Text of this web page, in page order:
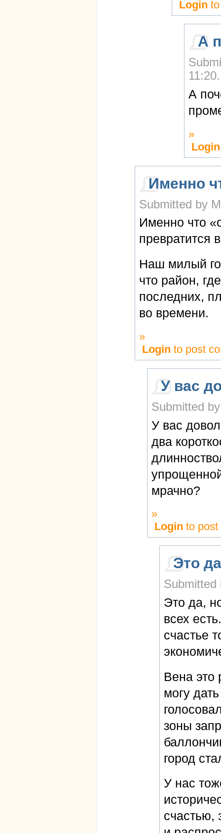
Login
А
11:20.
А
»
Login
Именно
Submitted by
Именно что
превратится
Наш милый
что район,
последних,
во времени.
»
Login to post
У вас
Submitted
У вас
два
мрачно?
»
Login to post
Это
Submitted
Это да,
всех
счастье
Вена это
могу
зоны
город
У нас
счастью,